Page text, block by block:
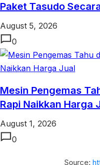
Paket Tasudo
August 5, 2026
0
Mesin Pengemas
Rapi Naikkan Harga
August 1, 2026
0
Source: